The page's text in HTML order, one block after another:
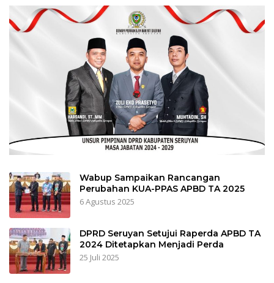
Wabup Sampaikan Rancangan
Perubahan KUA-PPAS APBD TA 2025
6 Agustus 2025
DPRD Seruyan Setujui Raperda APBD TA
2024 Ditetapkan Menjadi Perda
25 Juli 2025